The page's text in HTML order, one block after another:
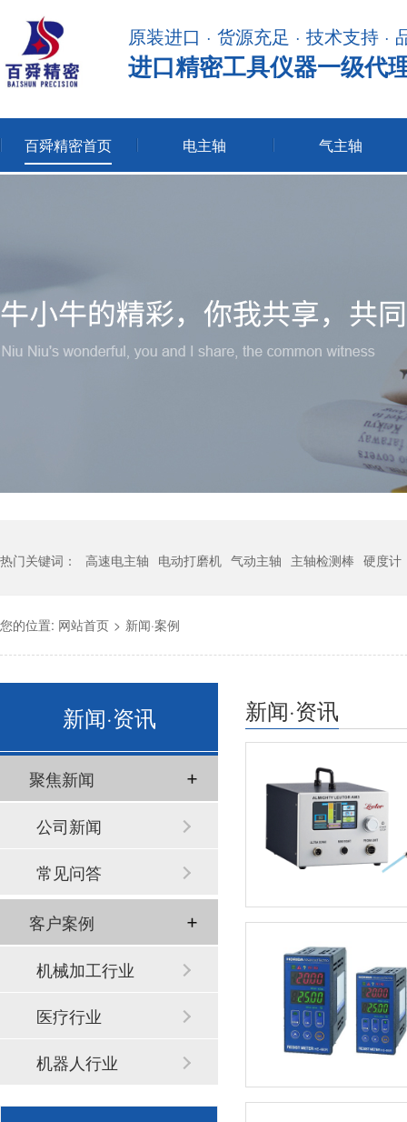
原装进口 · 货源充足 · 技术支持 ·
进口精密工具仪器一级代
百舜精密首页 电主轴 气主轴
热门关键词： 高速电主轴 电动打磨机 气动主轴 主轴检测棒 硬度计
您的位置: 网站首页 > 新闻·案例
新闻·资讯
新闻·资讯
聚焦新闻
公司新闻
常见问答
客户案例
机械加工行业
医疗行业
机器人行业